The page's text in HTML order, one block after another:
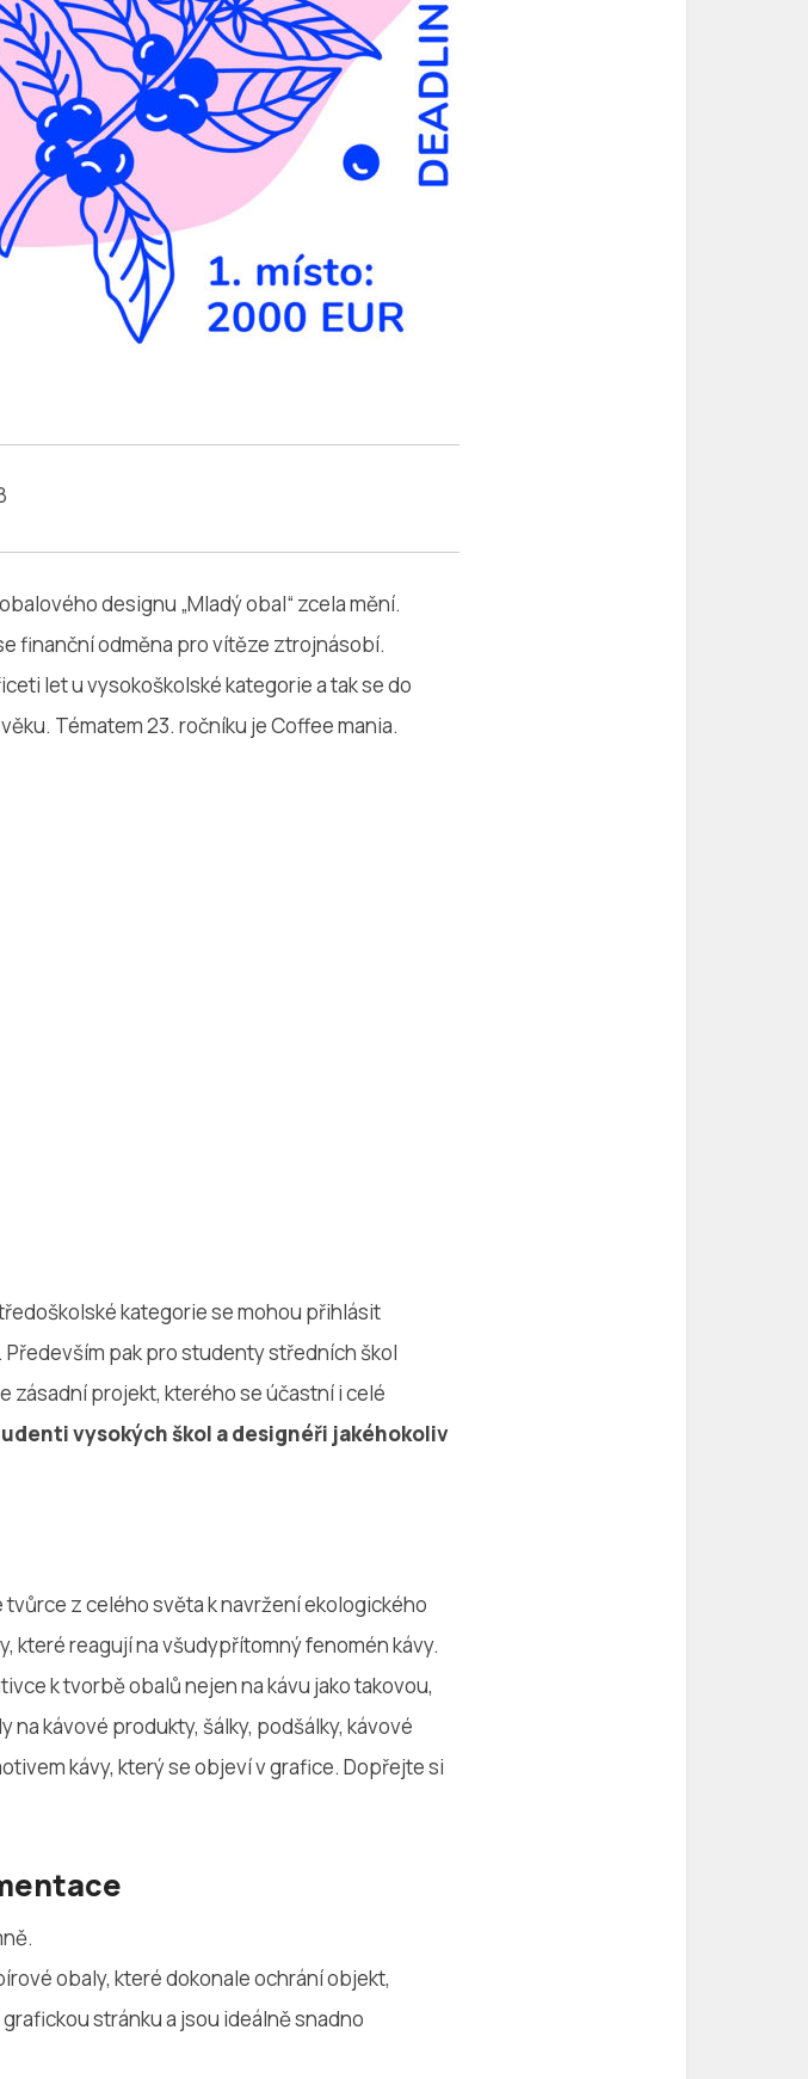
2018
designu „Mladý obal“ zcela mění.
finanční odměna pro vítěze ztrojnásobí.
let u vysokoškolské kategorie a tak se do
Tématem 23. ročníku je Coffee mania.
kategorie se mohou přihlásit
. Především pak pro studenty středních škol
zásadní projekt, kterého se účastní i celé
vysokých škol a designéři jakéhokoliv
z celého světa k navržení ekologického
které reagují na všudypřítomný fenomén kávy.
k tvorbě obalů nejen na kávu jako takovou,
kávové produkty, šálky, podšálky, kávové
kávy, který se objeví v grafice. Dopřejte si
obaly, které dokonale ochrání objekt,
stránku a jsou ideálně snadno